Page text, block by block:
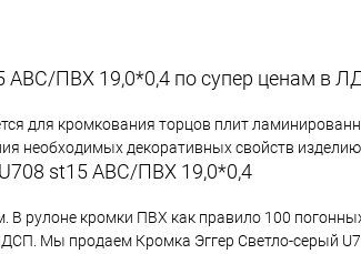
АВС/ПВХ 19,0*0,4 по супер ценам в
для кромкования торцов плит
необходимых декоративных свойств изделию.
st15 АВС/ПВХ 19,0*0,4
рулоне кромки ПВХ как правило 100
Мы продаем Кромка Эггер Светло-серый